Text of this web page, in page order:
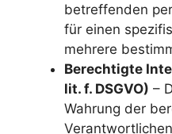
betreffenden
für einen
mehrere
Berechtigte
lit. f. DSGVO) –
Wahrung der